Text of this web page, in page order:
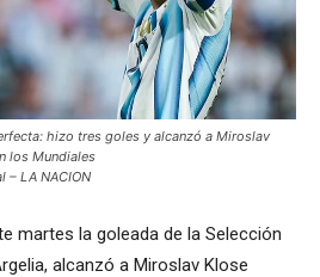
hizo tres goles y alcanzó a Miroslav
los Mundiales
– LA NACION
martes la goleada de la Selección
alcanzó a Miroslav Klose